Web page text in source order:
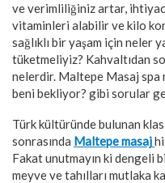
ve verimliliğiniz artar,
vitaminleri alabilir ve kilo
sağlıklı bir yaşam için neler
tüketmeliyiz? Kahvaltıdan
nelerdir. Maltepe Masaj spa
beni bekliyor? gibi sorular
Türk kültüründe bulunan
sonrasında Maltepe masaj
Fakat unutmayın ki dengeli
meyve ve tahılları mutlaka